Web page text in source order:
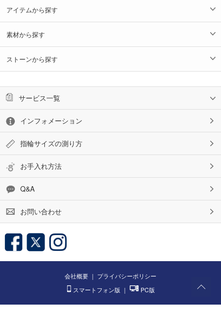
アイテムから探す
素材から探す
ストーンから探す
サービス一覧
インフォメーション
指輪サイズの測り方
お手入れ方法
Q&A
お問い合わせ
会社概要 ｜ プライバシーポリシー
スマートフォン版 ｜ PC版